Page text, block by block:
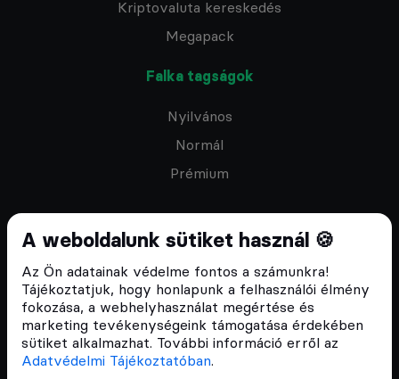
A weboldalunk sütiket használ 🍪
Az Ön adatainak védelme fontos a számunkra!
Tájékoztatjuk, hogy honlapunk a felhasználói élmény
fokozása, a webhelyhasználat megértése és
marketing tevékenységeink támogatása érdekében
sütiket alkalmazhat. További információ erről az
Adatvédelmi Tájékoztatóban.
Kriptovaluta kereskedés
Megapack
Falka tagságok
Nyilvános
Normál
Prémium
Feliratkozom a hírlevélre